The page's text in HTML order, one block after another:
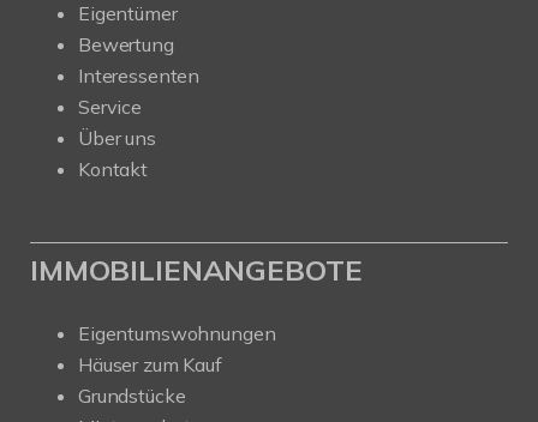
Eigentümer
Bewertung
Interessenten
Service
Über uns
Kontakt
IMMOBILIENANGEBOTE
Eigentumswohnungen
Häuser zum Kauf
Grundstücke